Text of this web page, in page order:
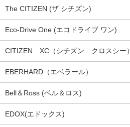
The CITIZEN (ザ シチズン)
Eco-Drive One (エコドライブ ワン)
CITIZEN XC（シチズン クロスシー）
EBERHARD（エベラール）
Bell＆Ross (ベル＆ロス)
EDOX(エドックス)